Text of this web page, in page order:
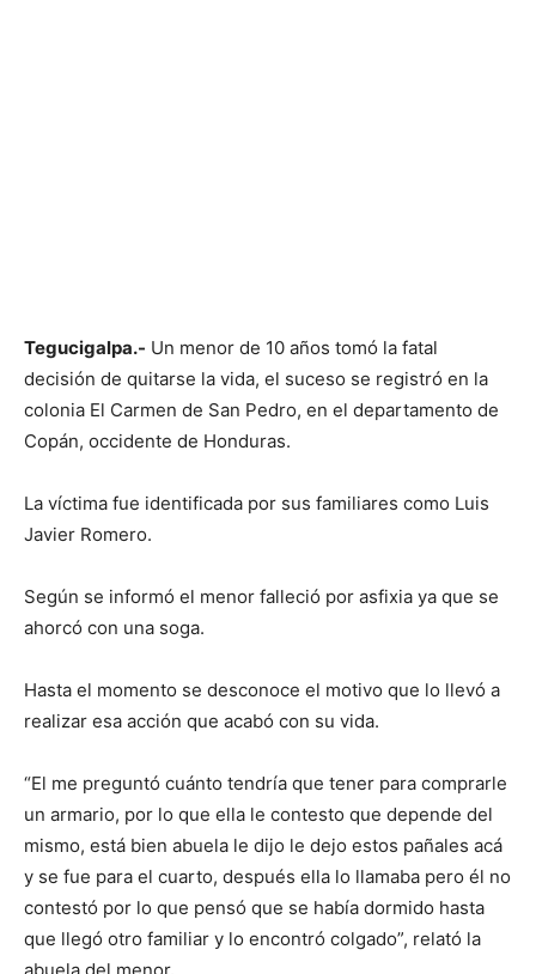
Tegucigalpa.- Un menor de 10 años tomó la fatal
decisión de quitarse la vida, el suceso se registró en la
colonia El Carmen de San Pedro, en el departamento de
Copán, occidente de Honduras.
La víctima fue identificada por sus familiares como Luis
Javier Romero.
Según se informó el menor falleció por asfixia ya que se
ahorcó con una soga.
Hasta el momento se desconoce el motivo que lo llevó a
realizar esa acción que acabó con su vida.
“El me preguntó cuánto tendría que tener para comprarle
un armario, por lo que ella le contesto que depende del
mismo, está bien abuela le dijo le dejo estos pañales acá
y se fue para el cuarto, después ella lo llamaba pero él no
contestó por lo que pensó que se había dormido hasta
que llegó otro familiar y lo encontró colgado”, relató la